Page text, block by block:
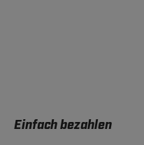
Einfach bezahlen